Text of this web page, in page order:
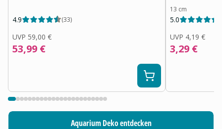
4.9 (33)
UVP 59,00 €
53,99 €
13 cm
5.0
UVP 4,19 €
3,29 €
Aquarium Deko entdecken